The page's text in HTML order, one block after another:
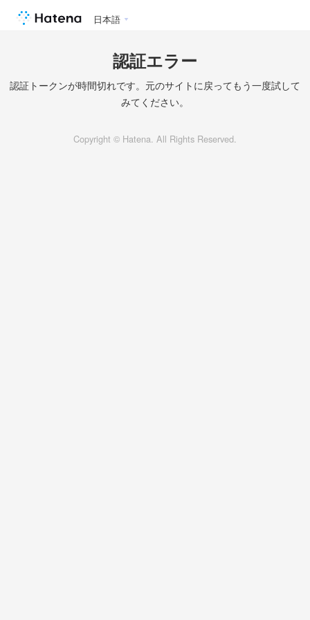
日本語
認証エラー
認証トークンが時間切れです。元のサイトに戻ってもう一度試して
みてください。
Copyright © Hatena. All Rights Reserved.